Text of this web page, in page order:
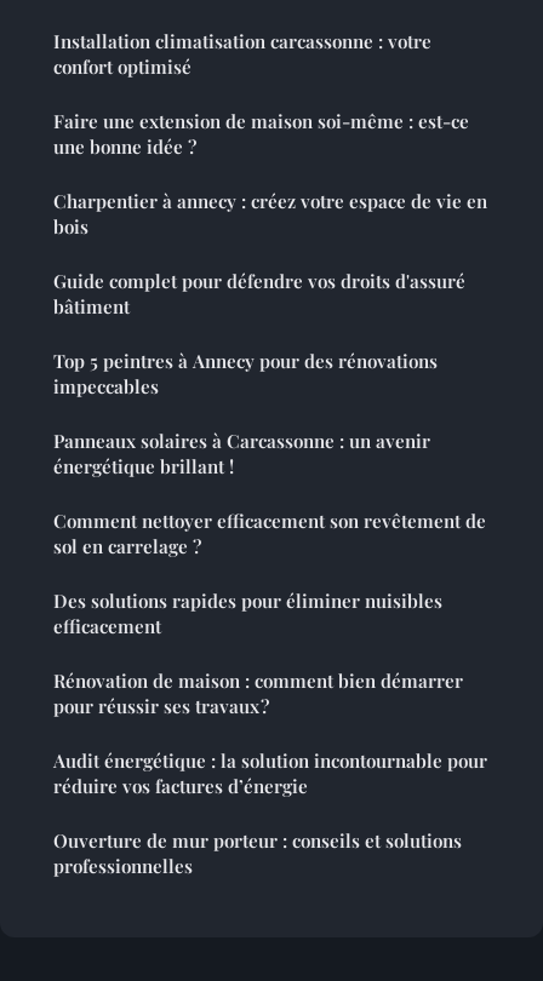
Installation climatisation carcassonne : votre
confort optimisé
Faire une extension de maison soi-même : est-ce
une bonne idée ?
Charpentier à annecy : créez votre espace de vie en
bois
Guide complet pour défendre vos droits d'assuré
bâtiment
Top 5 peintres à Annecy pour des rénovations
impeccables
Panneaux solaires à Carcassonne : un avenir
énergétique brillant !
Comment nettoyer efficacement son revêtement de
sol en carrelage ?
Des solutions rapides pour éliminer nuisibles
efficacement
Rénovation de maison : comment bien démarrer
pour réussir ses travaux ?
Audit énergétique : la solution incontournable pour
réduire vos factures d’énergie
Ouverture de mur porteur : conseils et solutions
professionnelles